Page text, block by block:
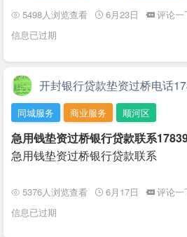
5498人浏览查看 6月23日
评论一
信息已过期
开封银行贷款垫资过桥电话
同城服务 商业服务 顺河区
急用钱垫资过桥银行贷款联系
急用钱垫资过桥银行贷款联系
5376人浏览查看 6月17日
评论一
信息已过期